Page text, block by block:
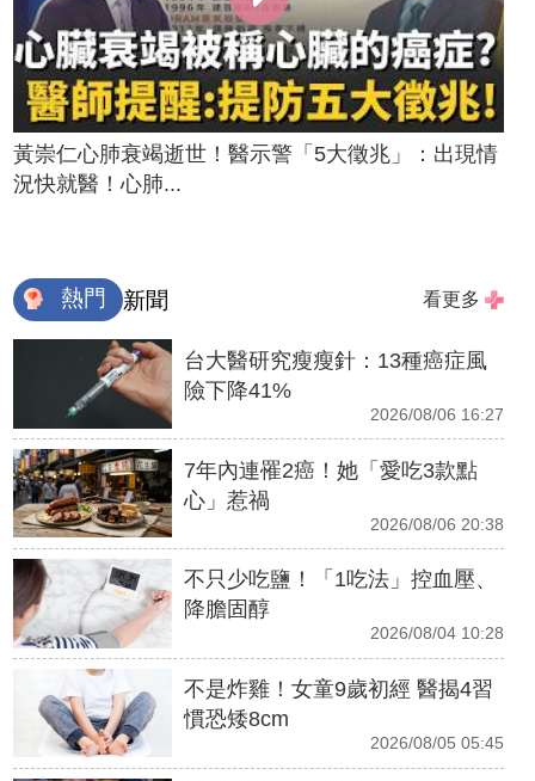
黃崇仁心肺衰竭逝世！醫示警「5大徵兆」：出現情
況快就醫！心肺...
熱門 新聞 看更多
台大醫研究瘦瘦針：13種癌症風
險下降41%
2026/08/06 16:27
7年內連罹2癌！她「愛吃3款點
心」惹禍
2026/08/06 20:38
不只少吃鹽！「1吃法」控血壓、
降膽固醇
2026/08/04 10:28
不是炸雞！女童9歲初經 醫揭4習
慣恐矮8cm
2026/08/05 05:45